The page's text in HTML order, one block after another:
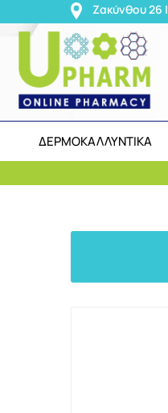
Ζακύνθου 26
ΔΕΡΜΟΚΑΛΛΥΝΤΙΚΑ